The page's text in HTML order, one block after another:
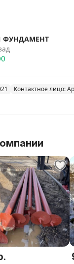
ФУНДАМЕНТ
Контактное лицо: